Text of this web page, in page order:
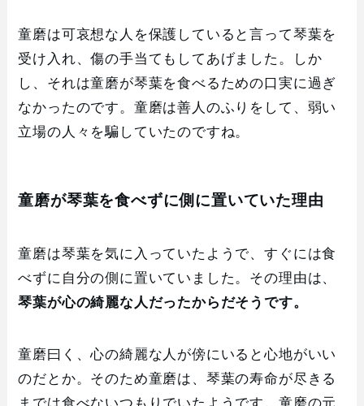
童磨は可哀想な人を保護していると言って琴葉を
受け入れ、傷の手当てもしてあげました。しか
し、それは童磨が琴葉を食べるための口実に過ぎ
なかったのです。童磨は善人のふりをして、弱い
立場の人々を騙していたのですね。
童磨が琴葉を食べずに側に置いていた理由
童磨は琴葉を気に入っていたようで、すぐには食
べずに自分の側に置いていました。その理由は、
琴葉が心の綺麗な人だったからだそうです。
童磨曰く、心の綺麗な人が傍にいると心地がいい
のだとか。そのため童磨は、琴葉の寿命が尽きる